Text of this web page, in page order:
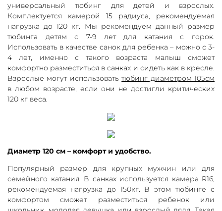
универсальный тюбинг для детей и взрослых.
Комплектуется камерой 15 радиуса, рекомендуемая
нагрузка до 120 кг. Мы рекомендуем данный размер
тюбинга детям с 7-9 лет для катания с горок.
Использовать в качестве санок для ребенка – можно с 3-
4 лет, именно с такого возраста малыш сможет
комфортно разместиться в санках и сидеть как в кресле.
Взрослые могут использоватьтюбинг диаметром 105см
в любом возрасте, если они не достигли критических
120 кг веса.
Диаметр 120 см – комфорт и удобство.
Популярный размер для крупных мужчин или для
семейного катания. В санках используется камера R16,
рекомендуемая нагрузка до 150кг. В этом тюбинге с
комфортом сможет разместиться ребенок или